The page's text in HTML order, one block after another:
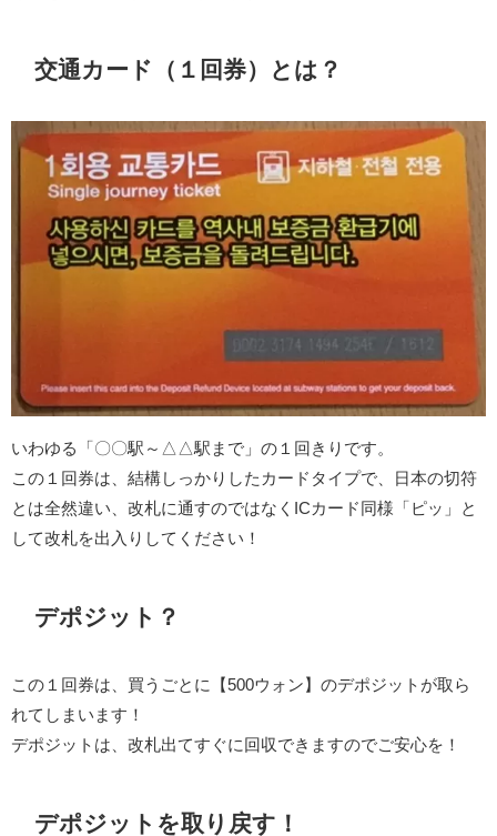
交通カード（１回券）とは？
いわゆる「〇〇駅～△△駅まで」の１回きりです。
この１回券は、結構しっかりしたカードタイプで、日本の切符
とは全然違い、改札に通すのではなくICカード同様「ピッ」と
して改札を出入りしてください！
デポジット？
この１回券は、買うごとに【500ウォン】のデポジットが取ら
れてしまいます！
デポジットは、改札出てすぐに回収できますのでご安心を！
デポジットを取り戻す！